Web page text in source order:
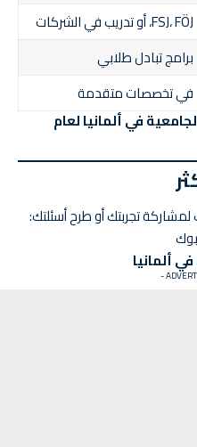
FSJ، FÖJ، أو تدريب في الشركات
برامج تبادل طلابي
في تخصصات متقدمة
في ألمانيا لعام
تجربتك أو طرح أسئلتك: